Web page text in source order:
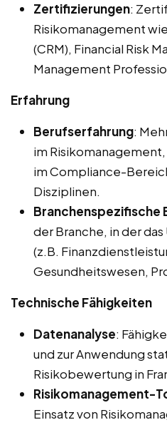
Zertifizierungen:
Risikomanagement
(CRM), Financial Risk
Management
Erfahrung
Berufserfahrung:
im
im Compliance-
Disziplinen.
Branchenspezifische
der Branche, in der
(z.B.
Gesundheitswesen,
Technische Fähigkeiten
Datenanalyse:
und zur Anwendung
Risikobewertung in
Risikomanagement-
Einsatz von